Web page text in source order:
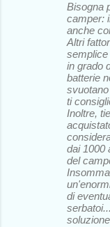
Bisogna
camper:
anche
Altri
semplice
in grado
batterie
ti
Inoltre,
dai 1000
del
di